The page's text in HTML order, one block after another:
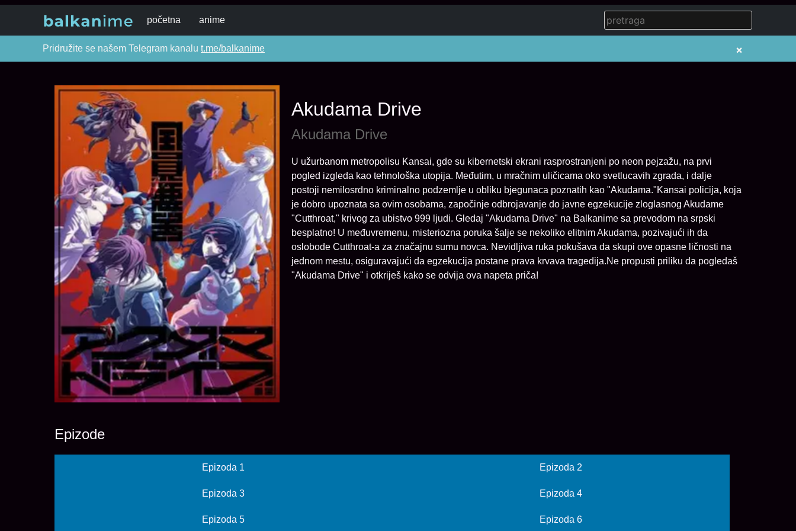
početna anime
Pridružite se našem Telegram kanalu t.me/balkanime ×
Akudama Drive
Akudama Drive
U užurbanom metropolisu Kansai, gde su kibernetski ekrani rasprostranjeni po neon pejzažu, na prvi
pogled izgleda kao tehnološka utopija. Međutim, u mračnim uličicama oko svetlucavih zgrada, i dalje
postoji nemilosrdno kriminalno podzemlje u obliku bjegunaca poznatih kao "Akudama."Kansai policija, koja
je dobro upoznata sa ovim osobama, započinje odbrojavanje do javne egzekucije zloglasnog Akudame
"Cutthroat," krivog za ubistvo 999 ljudi. Gledaj "Akudama Drive" na Balkanime sa prevodom na srpski
besplatno! U međuvremenu, misteriozna poruka šalje se nekoliko elitnim Akudama, pozivajući ih da
oslobode Cutthroat-a za značajnu sumu novca. Nevidljiva ruka pokušava da skupi ove opasne ličnosti na
jednom mestu, osiguravajući da egzekucija postane prava krvava tragedija.Ne propusti priliku da pogledaš
"Akudama Drive" i otkriješ kako se odvija ova napeta priča!
Epizode
Epizoda 1 Epizoda 2
Epizoda 3 Epizoda 4
Epizoda 5 Epizoda 6